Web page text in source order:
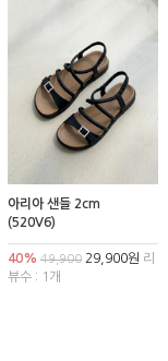
아리아 샌들 2cm
(520V6)
40% 49,900 29,900원 리
뷰수 : 1개